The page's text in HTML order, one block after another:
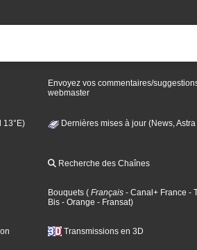
Envoyez vos commentaires/
webmaster
13°E) Dernières mises à jour (News, Astra
Recherche des Chaînes
Bouquets ( Français - Canal+ France -
Bis - Orange - Fransat)
Transmissions en 3D